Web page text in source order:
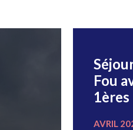
Fou
1ères
AVRIL